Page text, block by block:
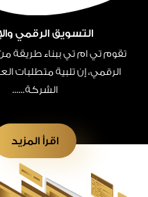
التسويق الرقمي
تقوم تي ام تي ببناء طريقة
الرقمي، إن تلبية متطلبات
الشركة......
اقرأ المزيد